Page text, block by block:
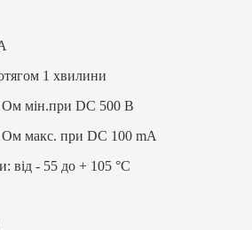
1 хвилини
Ом мін.при DC 500 В
макс. при DC 100 mA
від - 55 до + 105 °С